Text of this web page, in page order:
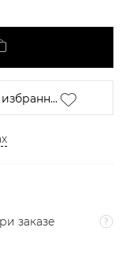
заказе